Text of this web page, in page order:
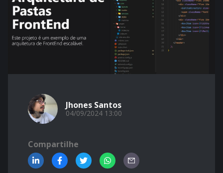
Jhones Santos
04/09/2024 13:00
Compartilhe